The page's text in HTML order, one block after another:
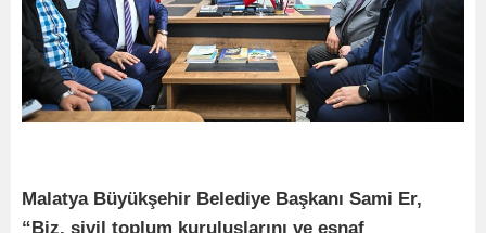
Malatya Büyükşehir Belediye Başkanı Sami Er,
“Biz, sivil toplum kuruluşlarını ve esnaf